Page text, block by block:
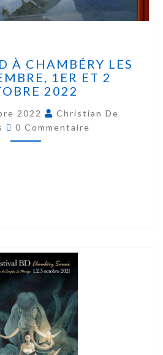
À CHAMBÉRY LES
1ER ET 2
2022
2022
Christian De
0 Commentaire